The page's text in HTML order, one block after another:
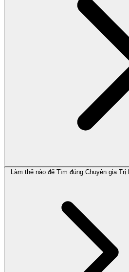
Làm thế nào để Tìm đúng Chuyên gia